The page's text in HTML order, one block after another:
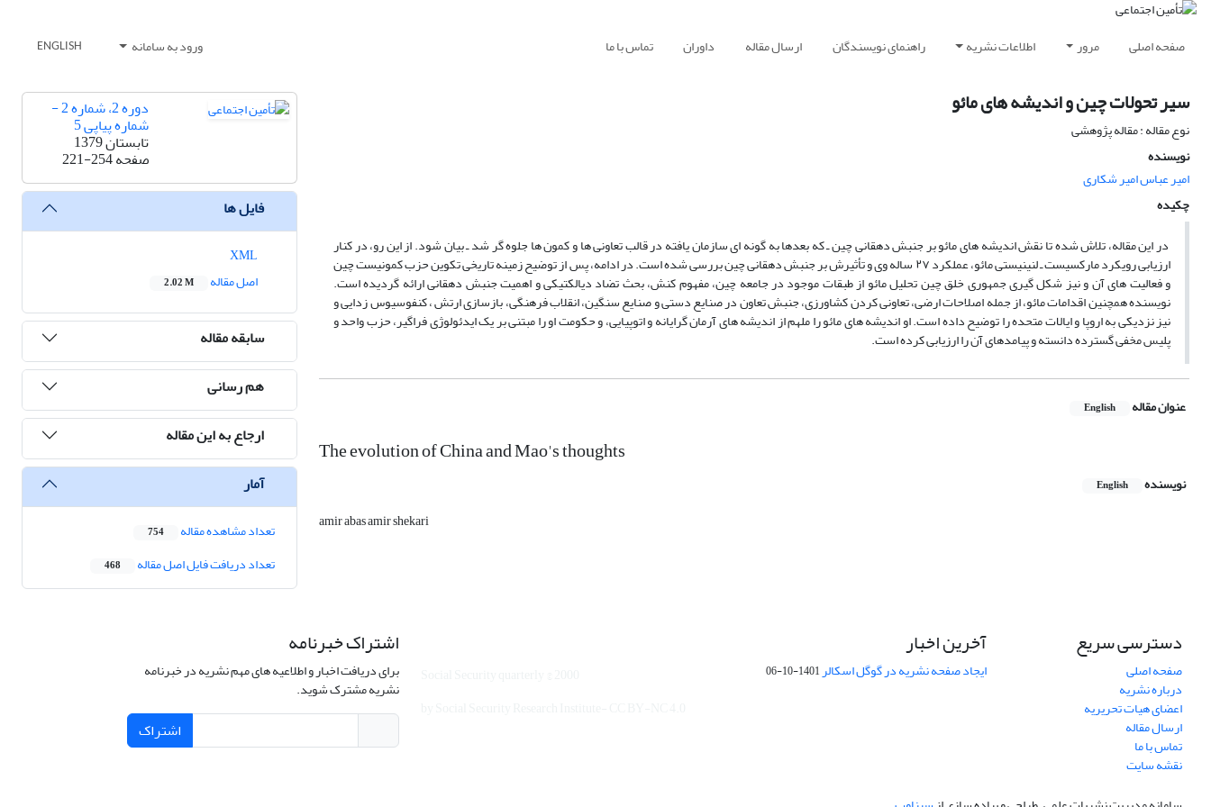
صفحه اصلی مرور اطلاعات نشریه راهنمای نویسندگان ارسال مقاله داوران تماس با ما ورود به سامانه ENGLISH
سیر تحولات چین و اندیشه های مائو
نوع مقاله : مقاله پژوهشی
نویسنده
امیر عباس امیر شکاری
چکیده
در این مقاله، تلاش شده تا نقش اندیشه های مائو بر جنبش دهقانی چین ـ که بعدها به گونه ای سازمان یافته در قالب تعاونی ها و کمون ها جلوه گر شد ـ بیان شود. از این رو، در کنار
ارزیابی رویکرد مارکسیست ـ لنینیستی مائو، عملکرد ۲۷ ساله وی و تأثیرش بر جنبش دهقانی چین بررسی شده است. در ادامه، پس از توضیح زمینه تاریخی تکوین حزب کمونیست چین
و فعالیت های آن و نیز شکل گیری جمهوری خلق چین تحلیل مائو از طبقات موجود در جامعه چین، مفهوم کنش، بحث تضاد دیالکتیکی و اهمیت جنبش دهقانی ارائه گردیده است.
نویسنده همچنین اقدامات مائو، از جمله اصلاحات ارضی، تعاونی کردن کشاورزی، جنبش تعاون در صنایع دستی و صنایع سنگین، انقلاب فرهنگی، بازسازی ارتش ، کنفوسیوس زدایی و
نیز نزدیکی به اروپا و ایالات متحده را توضیح داده است. او اندیشه های مائو را ملهم از اندیشه های آرمان گرایانه و اتوپیایی، و حکومت او را مبتنی بر یک ایدئولوژی فراگیر، حزب واحد و
پلیس مخفی گسترده دانسته و پیامدهای آن را ارزیابی کرده است.
عنوان مقاله English
The evolution of China and Mao's thoughts
نویسنده English
amir abas amir shekari
دوره 2، شماره 2 -
شماره پیاپی 5
تابستان 1379
صفحه221-254
فایل ها
اصل مقاله
2.02 M
سابقه مقاله
هم رسانی
ارجاع به این مقاله
آمار
تعداد مشاهده مقاله 754
تعداد دریافت فایل اصل مقاله 468
دسترسی سریع
صفحه اصلی
درباره نشریه
اعضای هیات تحریریه
ارسال مقاله
تماس با ما
نقشه سایت
آخرین اخبار
ایجاد صفحه نشریه در گوگل اسکالر1401-10-06
اشتراک خبرنامه
برای دریافت اخبار و اطلاعیه های مهم نشریه در خبرنامه
نشریه مشترک شوید.
اشتراک